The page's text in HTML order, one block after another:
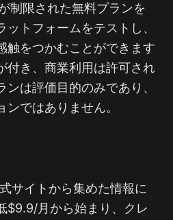
制限された無料プランを
トフォームをテストし、
触をつかむことができます
付き、商業利用は許可され
は評価目的のみであり、
ではありません。
サイトから集めた情報に
$9.9/月から始まり、クレ